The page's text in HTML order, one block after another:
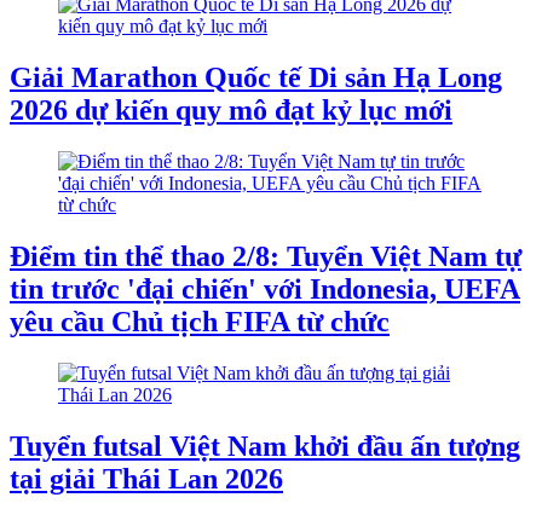
Giải Marathon Quốc tế Di sản Hạ Long
2026 dự kiến quy mô đạt kỷ lục mới
Điểm tin thể thao 2/8: Tuyển Việt Nam tự
tin trước 'đại chiến' với Indonesia, UEFA
yêu cầu Chủ tịch FIFA từ chức
Tuyển futsal Việt Nam khởi đầu ấn tượng
tại giải Thái Lan 2026